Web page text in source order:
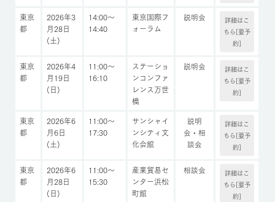
東京
都
2026年3
月28日
(土)
14:00～
14:40
東京国際フ
ォーラム
説明会
詳細はこ
ちら[要予
約]
東京
都
2026年4
月19日
(日)
11:00～
16:10
ステーショ
ンコンファ
レンス万世
橋
説明会
詳細はこ
ちら[要予
約]
東京
都
2026年6
月6日
(土)
11:00～
17:30
サンシャイ
ンシティ文
化会館
説明
会・相
談会
詳細はこ
ちら[要予
約]
東京
都
2026年6
月28日
(日)
11:00～
15:30
産業貿易セ
ンター浜松
町館
相談会
詳細はこ
ちら[要予
約]